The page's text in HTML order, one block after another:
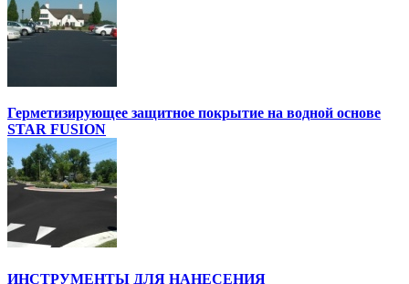
Герметизирующее защитное покрытие на водной основе
STAR FUSION
ИНСТРУМЕНТЫ ДЛЯ НАНЕСЕНИЯ